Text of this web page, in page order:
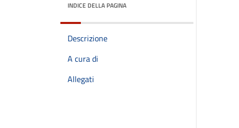
INDICE DELLA PAGINA
Descrizione
A cura di
Allegati